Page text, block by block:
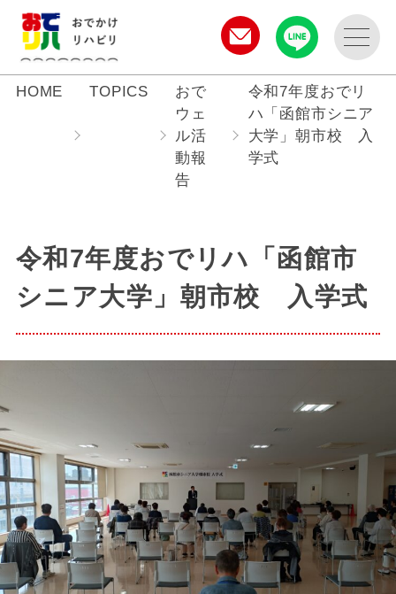
HOME TOPICS
おで
ウェ
ル活
動報
告
令和7年度おでリ
ハ「函館市シニア
大学」朝市校 入
学式
令和7年度おでリハ「函館市
シニア大学」朝市校 入学式